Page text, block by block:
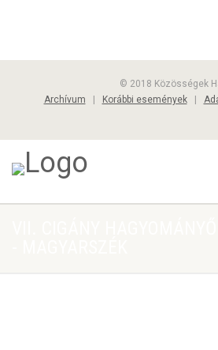
© 2018 Közösségek
Archívum
Korábbi események|